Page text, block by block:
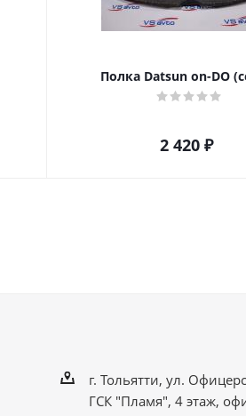
Полка Datsun on-DO
2 420 ₽
г. Тольятти, ул.
ГСК "Пламя", 4 этаж,